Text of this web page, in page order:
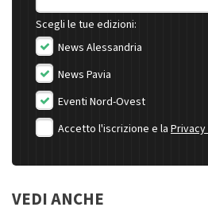
Scegli le tue edizioni:
News Alessandria
News Pavia
Eventi Nord-Ovest
Accetto l'iscrizione e la
VEDI ANCHE